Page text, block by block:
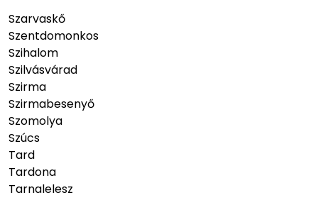
Szarvaskő
Szentdomonkos
Szihalom
Szilvásvárad
Szirma
Szirmabesenyő
Szomolya
Szúcs
Tard
Tardona
Tarnalelesz